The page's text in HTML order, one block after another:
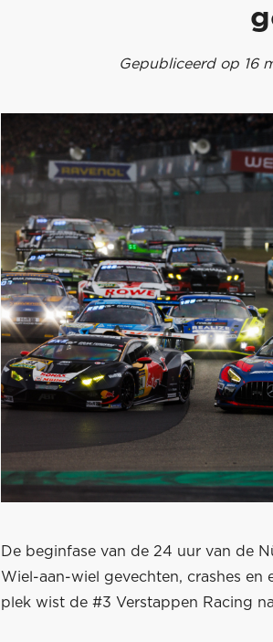
Gepubliceerd op 16
De beginfase van de 24 uur van de
Wiel-aan-wiel gevechten, crashes en
plek wist de #3 Verstappen Racing